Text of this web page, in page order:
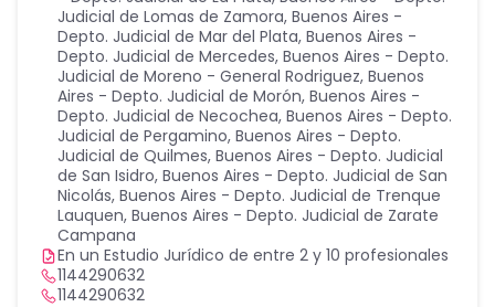
Judicial de Lomas de Zamora, Buenos Aires -
Depto. Judicial de Mar del Plata, Buenos Aires -
Depto. Judicial de Mercedes, Buenos Aires - Depto.
Judicial de Moreno - General Rodriguez, Buenos
Aires - Depto. Judicial de Morón, Buenos Aires -
Depto. Judicial de Necochea, Buenos Aires - Depto.
Judicial de Pergamino, Buenos Aires - Depto.
Judicial de Quilmes, Buenos Aires - Depto. Judicial
de San Isidro, Buenos Aires - Depto. Judicial de San
Nicolás, Buenos Aires - Depto. Judicial de Trenque
Lauquen, Buenos Aires - Depto. Judicial de Zarate
Campana
En un Estudio Jurídico de entre 2 y 10 profesionales
1144290632
1144290632